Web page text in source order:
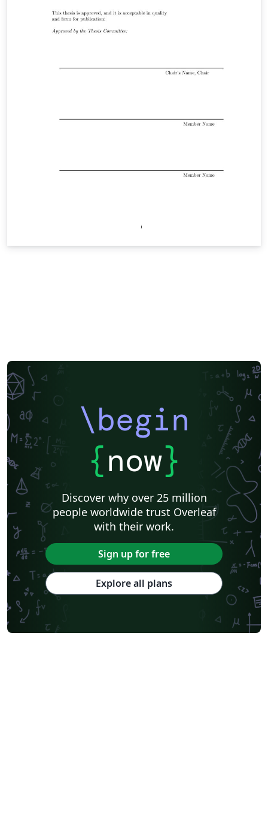
\begin
{now}
Discover why over 25 million
people worldwide trust Overleaf
with their work.
Sign up for free
Explore all plans